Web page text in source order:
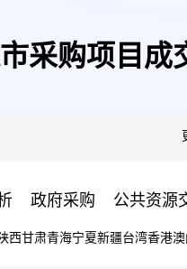
采购项目成
政府采购 公共资源
西甘肃青海宁夏新疆台湾香港澳